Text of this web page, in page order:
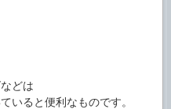
どは
いると便利なものです。